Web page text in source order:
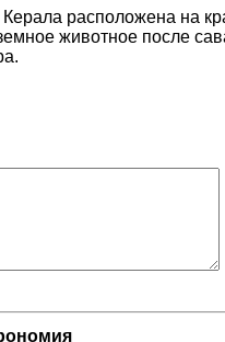
расположена на
животное после